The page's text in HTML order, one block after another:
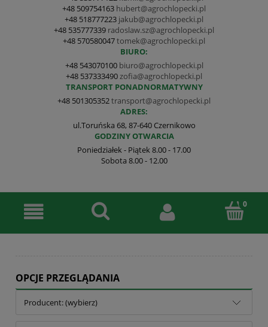
+48 509754163 hubert@agrochlopecki.pl
+48 518777223 jakub@agrochlopecki.pl
+48 535777339 radoslaw.sz@agrochlopecki.pl
+48 570580047tomek@agrochlopecki.pl
BIURO:
+48 543070100 biuro@agrochlopecki.pl
+48 537333490 zofia@agrochlopecki.pl
TRANSPORT PONADNORMATYWNY
+48 501305352transport@agrochlopecki.pl
ADRES:
ul.Toruńska 68, 87-640 Czernikowo
GODZINY OTWARCIA
Poniedziałek - Piątek 8.00 - 17.00
Sobota 8.00 - 12.00
OPCJE PRZEGLĄDANIA
Producent: (wybierz)